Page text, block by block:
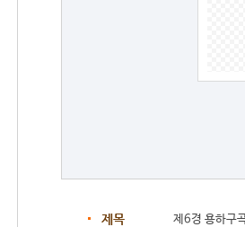
제목 제6경 용하구